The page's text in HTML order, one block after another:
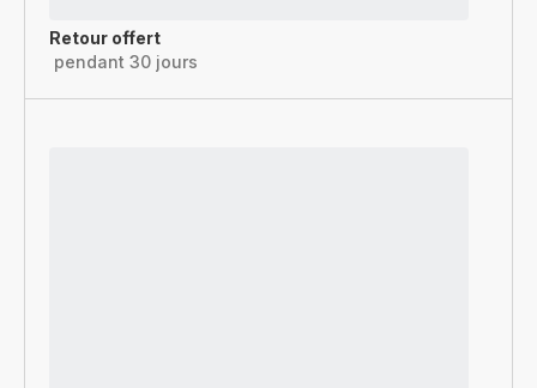
Retour offert
pendant 30 jours